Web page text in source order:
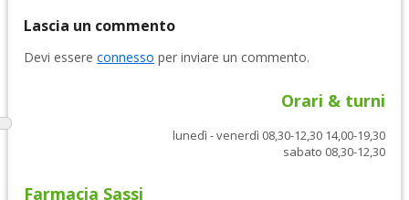
Lascia un commento
Devi essereconnesso per inviare un commento.
Orari & turni
lunedì - venerdì 08,30-12,30 14,00-19,30
sabato 08,30-12,30
Farmacia Sassi